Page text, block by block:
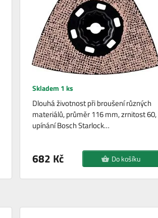
Skladem 1 ks
Dlouhá životnost při broušení různých
materiálů, průměr 116 mm, zrnitost 60,
upínání Bosch Starlock…
682 Kč Do košíku